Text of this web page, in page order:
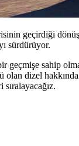
geçirdiği
sürdürüyor.
geçmişe sahip
olan dizel